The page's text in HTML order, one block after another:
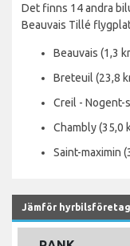
Det finns 14 andra
Beauvais Tillé
Beauvais (1,3
Breteuil (23,8
Creil - Nogent-
Chambly (35,0
Saint-maximin
Jämför